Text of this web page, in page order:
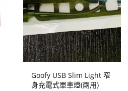
Goofy USB Slim Light 窄
身充電式單車燈(兩用)